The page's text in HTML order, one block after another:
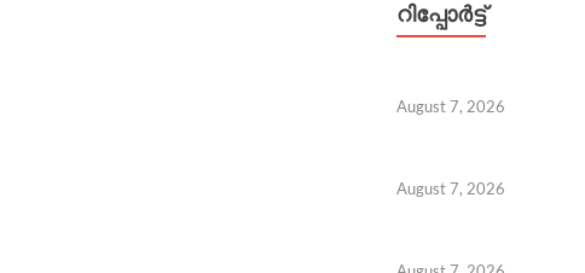
റിപ്പോര്‍ട്ട്
August 7, 2026
August 7, 2026